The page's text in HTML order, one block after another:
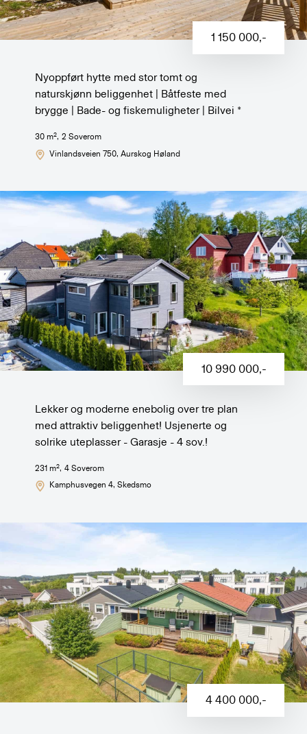
1 150 000,-
Nyoppført hytte med stor tomt og
naturskjønn beliggenhet | Båtfeste med
brygge | Bade- og fiskemuligheter | Bilvei *
30 m2, 2 Soverom
Vinlandsveien 750, Aurskog Høland
10 990 000,-
Lekker og moderne enebolig over tre plan
med attraktiv beliggenhet! Usjenerte og
solrike uteplasser - Garasje - 4 sov.!
231 m2, 4Soverom
Kamphusvegen 4, Skedsmo
4 400 000,-